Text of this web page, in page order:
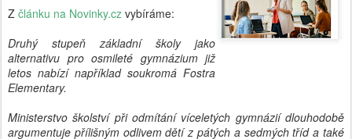
Z článku na Novinky.cz vybíráme:
Druhý stupeň základní školy jako
alternativu pro osmileté gymnázium již
letos nabízí například soukromá Fostra
Elementary.
Ministerstvo školství při odmítání víceletých gymnázií dlouhodobě
argumentuje přílišným odlivem dětí z pátých a sedmých tříd a také